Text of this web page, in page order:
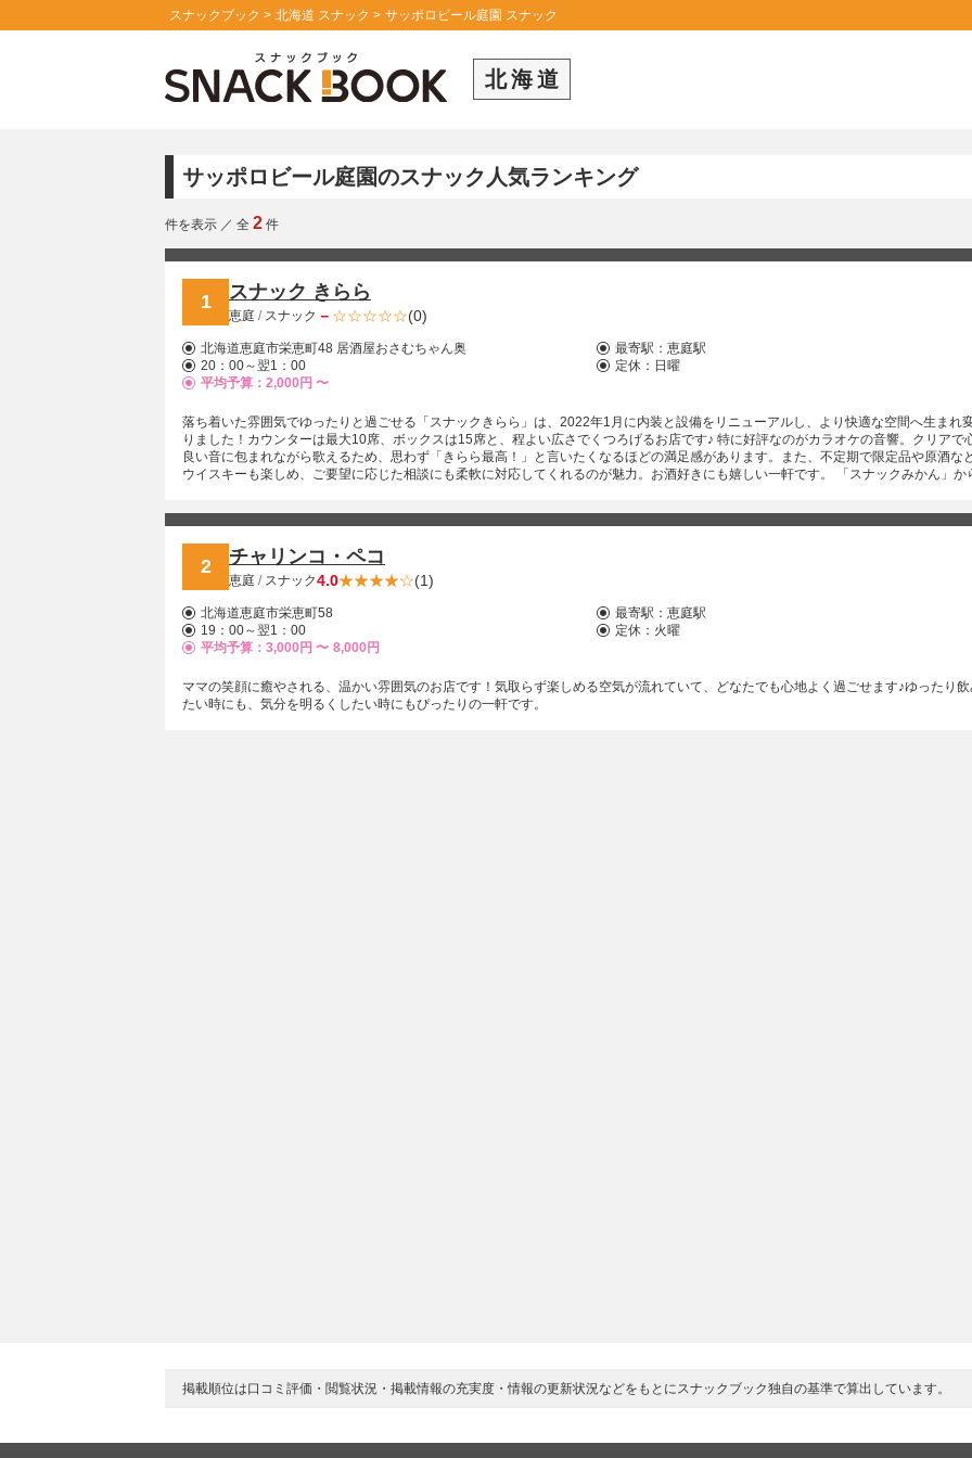
スナックブック 北海道 スナック サッポロビール庭園 スナック
北海道
サッポロビール庭園のスナック人気ランキング
件を表示 ／ 全 2 件
1 スナック きらら
恵庭 / スナック － (0)
北海道恵庭市栄恵町48 居酒屋おさむちゃん奥 最寄駅： 恵庭駅
20：00～翌1：00
定休：日曜
平均予算：2,000円 〜
落ち着いた雰囲気でゆったりと過ごせる「スナックきらら」は、2022年1月に内装と設備をリニューアルし、より快適な空間へ生まれ
りました！カウンターは最大10席、ボックスは15席と、程よい広さでくつろげるお店です♪ 特に好評なのがカラオケの音響。クリアで心地
良い音に包まれながら歌えるため、思わず「きらら最高！」と言いたくなるほどの満足感があります。また、不定期で限定品や原酒な
ウイスキーも楽しめ、ご要望に応じた相談にも柔軟に対応してくれるのが魅力。お酒好きにも嬉しい一軒です。 「スナックみかん」から
2 チャリンコ・ペコ
恵庭 / スナック4.0 (1)
北海道恵庭市栄恵町58 最寄駅： 恵庭駅
19：00～翌1：00
定休：火曜
平均予算：3,000円 〜 8,000円
ママの笑顔に癒やされる、温かい雰囲気のお店です！気取らず楽しめる空気が流れていて、どなたでも心地よく過ごせます♪ゆったり
たい時にも、気分を明るくしたい時にもぴったりの一軒です。
掲載順位は口コミ評価・閲覧状況・掲載情報の充実度・情報の更新状況などをもとにスナックブック独自の基準で算出しています。